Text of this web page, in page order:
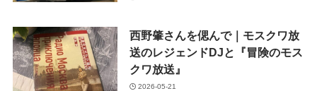
西野肇さんを偲んで｜モスクワ放
送のレジェンドDJと『冒険のモス
クワ放送』
2026-05-21